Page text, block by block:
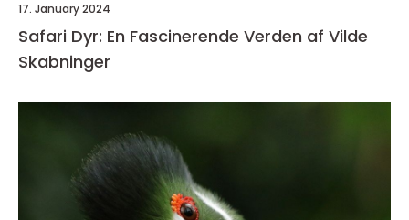
17. January 2024
Safari Dyr: En Fascinerende Verden af Vilde
Skabninger